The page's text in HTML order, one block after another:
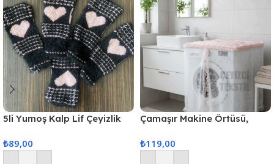
5li Yumoş Kalp Lif Çeyizlik
₺89,00
Çamaşır Makine Örtüsü,
₺119,00